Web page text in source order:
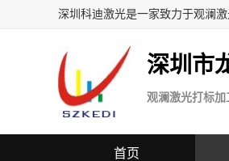
深圳科迪激光是一家致力于观澜
深圳市
观澜激光打标加
首页